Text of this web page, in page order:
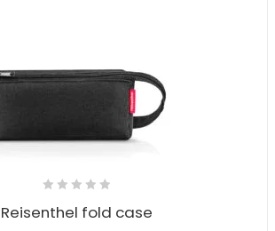
Reisenthel fold case